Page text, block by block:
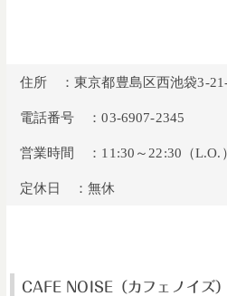
住所 ：東京都豊島区西池袋3-
電話番号 ：03-6907-2345
営業時間 ：11:30～22:30（L.O.
定休日 ：無休
CAFE NOISE（カフェノイズ）